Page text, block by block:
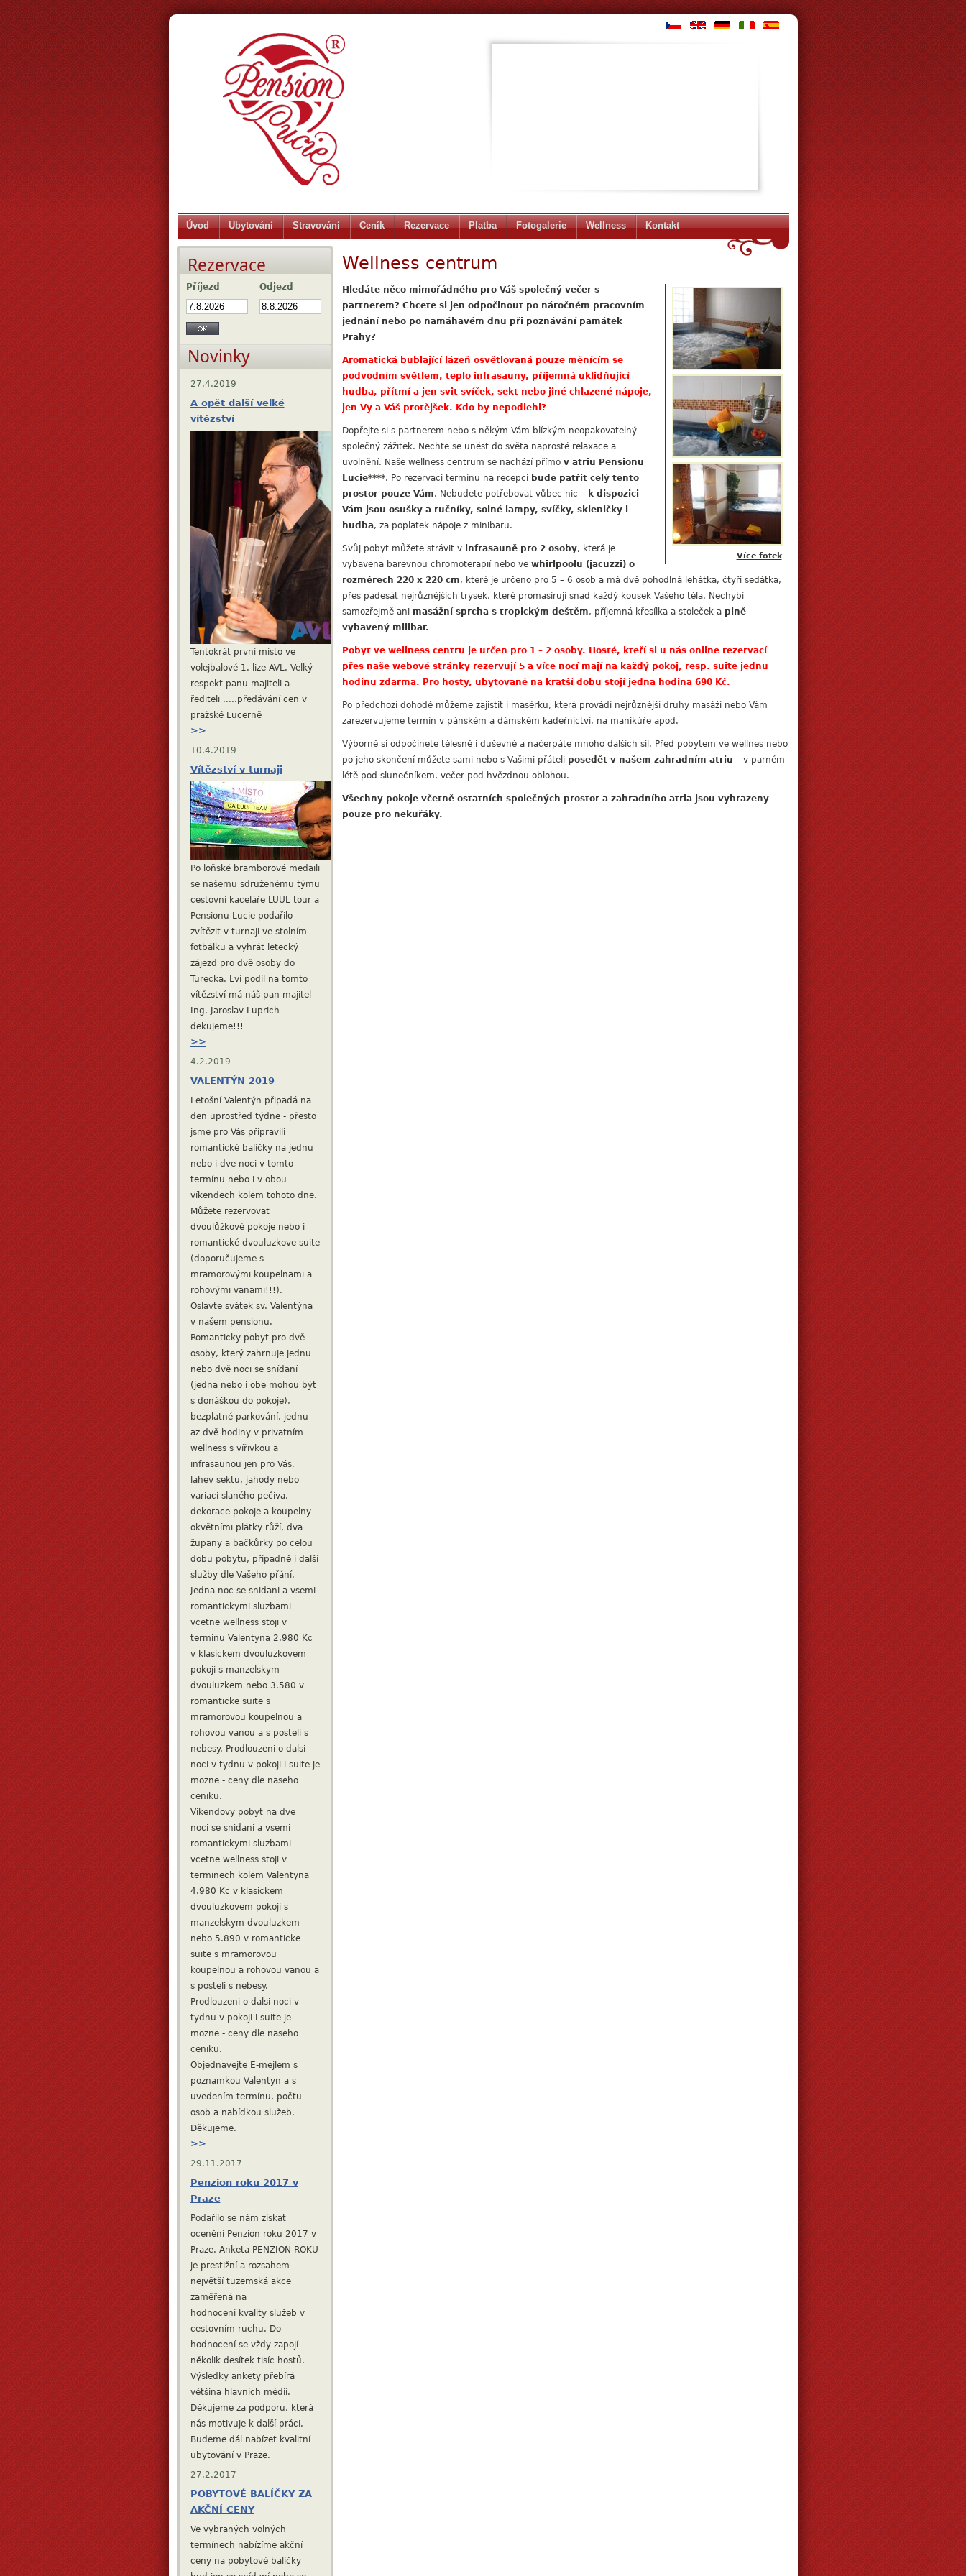
Rezervace
Příjezd Odjezd
Úvod Ubytování Stravování Ceník Rezervace Platba Fotogalerie Wellness Kontakt
Novinky
27.4.2019
A opět další velké
vítězství
Tentokrát první místo ve
volejbalové 1. lize AVL. Velký
respekt panu majiteli a
řediteli .....předávání cen v
pražské Lucerně
>>
10.4.2019
Vítězství v turnaji
Po loňské bramborové medaili
se našemu sdruženému týmu
cestovní kaceláře LUUL tour a
Pensionu Lucie podařilo
zvítězit v turnaji ve stolním
fotbálku a vyhrát letecký
zájezd pro dvě osoby do
Turecka. Lví podíl na tomto
vítězství má náš pan majitel
Ing. Jaroslav Luprich -
dekujeme!!!
>>
4.2.2019
VALENTÝN 2019
Letošní Valentýn připadá na
den uprostřed týdne - přesto
jsme pro Vás připravili
romantické balíčky na jednu
nebo i dve noci v tomto
termínu nebo i v obou
víkendech kolem tohoto dne.
Můžete rezervovat
dvoulůžkové pokoje nebo i
romantické dvouluzkove suite
(doporučujeme s
mramorovými koupelnami a
rohovými vanami!!!).
Oslavte svátek sv. Valentýna
v našem pensionu.
Romanticky pobyt pro dvě
osoby, který zahrnuje jednu
nebo dvě noci se snídaní
(jedna nebo i obe mohou být
s donáškou do pokoje),
bezplatné parkování, jednu
az dvě hodiny v privatním
wellness s vířivkou a
infrasaunou jen pro Vás,
lahev sektu, jahody nebo
variaci slaného pečiva,
dekorace pokoje a koupelny
okvětními plátky růží, dva
župany a bačkůrky po celou
dobu pobytu, případně i další
služby dle Vašeho přání.
Jedna noc se snidani a vsemi
romantickymi sluzbami
vcetne wellness stoji v
terminu Valentyna 2.980 Kc
v klasickem dvouluzkovem
pokoji s manzelskym
dvouluzkem nebo 3.580 v
romanticke suite s
mramorovou koupelnou a
rohovou vanou a s posteli s
nebesy. Prodlouzeni o dalsi
noci v tydnu v pokoji i suite je
mozne - ceny dle naseho
ceniku.
Vikendovy pobyt na dve
noci se snidani a vsemi
romantickymi sluzbami
vcetne wellness stoji v
terminech kolem Valentyna
4.980 Kc v klasickem
dvouluzkovem pokoji s
manzelskym dvouluzkem
nebo 5.890 v romanticke
suite s mramorovou
koupelnou a rohovou vanou a
s posteli s nebesy.
Prodlouzeni o dalsi noci v
tydnu v pokoji i suite je
mozne - ceny dle naseho
ceniku.
Objednavejte E-mejlem s
poznamkou Valentyn a s
uvedením termínu, počtu
osob a nabídkou služeb.
Děkujeme.
>>
29.11.2017
Penzion roku 2017 v
Praze
Podařilo se nám získat
ocenění Penzion roku 2017 v
Praze. Anketa PENZION ROKU
je prestižní a rozsahem
největší tuzemská akce
zaměřená na
hodnocení kvality služeb v
cestovním ruchu. Do
hodnocení se vždy zapojí
několik desítek tisíc hostů.
Výsledky ankety přebírá
většina hlavních médií.
Děkujeme za podporu, která
nás motivuje k další práci.
Budeme dál nabízet kvalitní
ubytování v Praze.
27.2.2017
POBYTOVÉ BALÍČKY ZA
AKČNÍ CENY
Ve vybraných volných
termínech nabízíme akční
ceny na pobytové balíčky
Wellness centrum
Více fotek
Hledáte něco mimořádného pro Váš společný večer s
partnerem? Chcete si jen odpočinout po náročném pracovním
jednání nebo po namáhavém dnu při poznávání památek
Prahy?
Aromatická bublající lázeň osvětlovaná pouze měnícím se
podvodním světlem, teplo infrasauny, příjemná uklidňující
hudba, přítmí a jen svit svíček, sekt nebo jiné chlazené nápoje,
jen Vy a Váš protějšek. Kdo by nepodlehl?
Dopřejte si s partnerem nebo s někým Vám blízkým neopakovatelný
společný zážitek. Nechte se unést do světa naprosté relaxace a
uvolnění. Naše wellness centrum se nachází přímo v atriu Pensionu
Lucie****. Po rezervaci termínu na recepci bude patřit celý tento
prostor pouze Vám. Nebudete potřebovat vůbec nic – k dispozici
Vám jsou osušky a ručníky, solné lampy, svíčky, skleničky i
hudba, za poplatek nápoje z minibaru.
Svůj pobyt můžete strávit v infrasauně pro 2 osoby, která je
vybavena barevnou chromoterapií nebo vewhirlpoolu (jacuzzi) o
rozměrech 220 x 220 cm, které je určeno pro 5 – 6 osob a má dvě pohodlná lehátka, čtyři sedátka,
přes padesát nejrůznějších trysek, které promasírují snad každý kousek Vašeho těla. Nechybí
samozřejmě ani masážní sprcha s tropickým deštěm, příjemná křesílka a stoleček a plně
vybavený milibar.
Pobyt ve wellness centru je určen pro 1 – 2 osoby. Hosté, kteří si u nás online rezervací
přes naše webové stránky rezervují 5 a více nocí mají na každý pokoj, resp. suite jednu
hodinu zdarma. Pro hosty, ubytované na kratší dobu stojí jedna hodina 690 Kč.
Po předchozí dohodě můžeme zajistit i masérku, která provádí nejrůznější druhy masáží nebo Vám
zarezervujeme termín v pánském a dámském kadeřnictví, na manikúře apod.
Výborně si odpočinete tělesně i duševně a načerpáte mnoho dalších sil. Před pobytem ve wellnes nebo
po jeho skončení můžete sami nebo s Vašimi přáteli posedět v našem zahradním atriu – v parném
létě pod slunečníkem, večer pod hvězdnou oblohou.
Všechny pokoje včetně ostatních společných prostor a zahradního atria jsou vyhrazeny
pouze pro nekuřáky.